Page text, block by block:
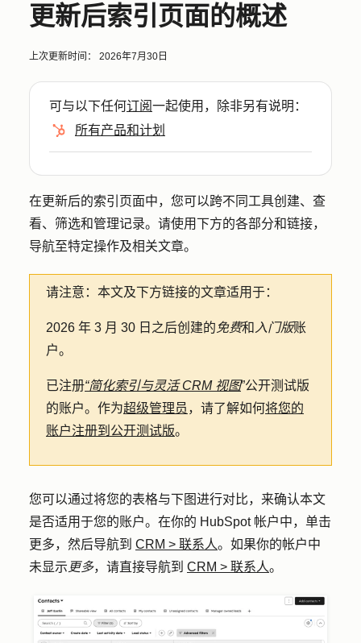
更新后索引页面的概述
上次更新时间： 2026年7月30日
可与以下任何订阅一起使用，除非另有说明：
所有产品和计划
在更新后的索引页面中，您可以跨不同工具创建、查
看、筛选和管理记录。请使用下方的各部分和链接，
导航至特定操作及相关文章。
请注意： 本文及下方链接的文章适用于：
2026 年 3 月 30 日之后创建的 免费和 入门版账
户。
已注册“简化索引与灵活 CRM 视图”公开测试版
的账户。作为超级管理员 ，请了解如何将您的
账户注册到公开测试版。
您可以通过将您的表格与下图进行对比，来确认本文
是否适用于您的账户。在你的 HubSpot 帐户中，单击
更多，然后导航到 CRM > 联系人。如果你的帐户中
未显示 更多，请直接导航到 CRM > 联系人。